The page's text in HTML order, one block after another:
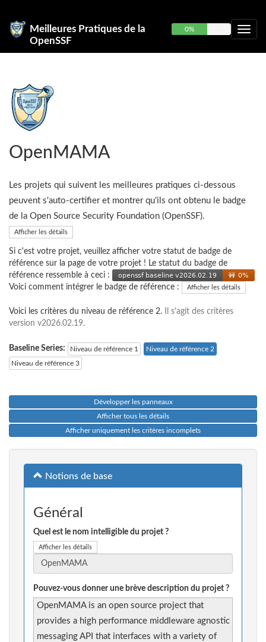
Meilleures Pratiques de la
OpenSSF
0%
OpenMAMA
Les projets qui suivent les meilleures pratiques ci-dessous
peuvent s'auto-certifier et montrer qu'ils ont obtenu le badge
de la Open Source Security Foundation (OpenSSF).
Afficher les détails
Si c'est votre projet, veuillez afficher votre statut de badge de
référence sur la page de votre projet ! Le statut du badge de
référence ressemble à ceci :
Voici comment intégrer le badge de référence :
Afficher les détails
Voici les critères du niveau de référence 2.
Il s'agit des critères
version v2026.02.19.
Baseline Series: Niveau de référence 1
Niveau de référence 2
Niveau de référence 3
Développer les panneaux
Afficher tous les détails
Afficher uniquement les critères incomplets
Notions de base
Général
Quel est le nom intelligible du projet ?
Afficher les détails
Pouvez-vous donner une brève description du projet ?
OpenMAMA is an open source project that
provides a high performance middleware agnostic
messaging API that interfaces with a variety of